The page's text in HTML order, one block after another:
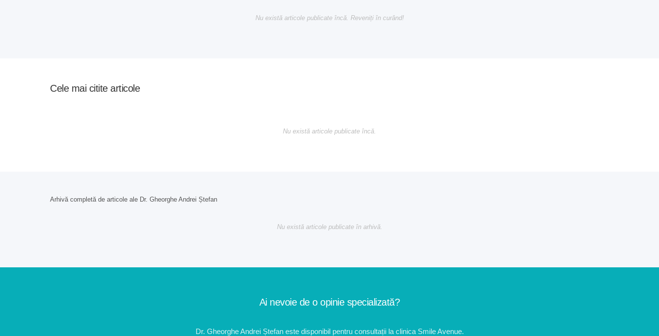
Nu există articole publicate încă. Reveniți în curând!
Cele mai citite articole
Nu există articole publicate încă.
Arhivă completă de articole ale Dr. Gheorghe Andrei Ștefan
Nu există articole publicate în arhivă.
Ai nevoie de o opinie specializată?
Dr. Gheorghe Andrei Ștefan este disponibil pentru consultații la clinica Smile Avenue.